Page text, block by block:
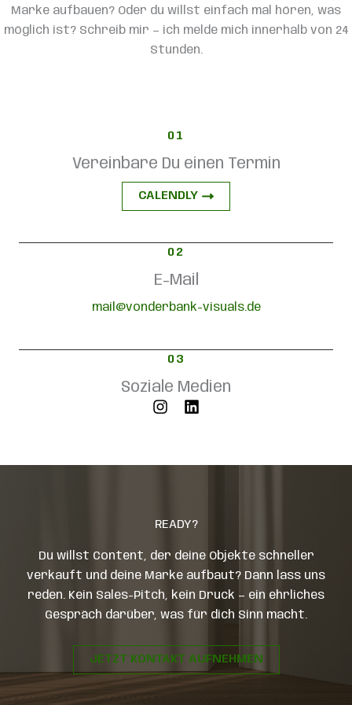
Marke aufbauen? Oder du willst einfach mal hören, was
möglich ist? Schreib mir — ich melde mich innerhalb von 24
Stunden.
01
Vereinbare Du einen Termin
CALENDLY
02
E-Mail
mail@vonderbank-visuals.de
03
Soziale Medien
READY?
Du willst Content, der deine Objekte schneller
verkauft und deine Marke aufbaut? Dann lass uns
reden. Kein Sales-Pitch, kein Druck — ein ehrliches
Gespräch darüber, was für dich Sinn macht.
JETZT KONTAKT AUFNEHMEN